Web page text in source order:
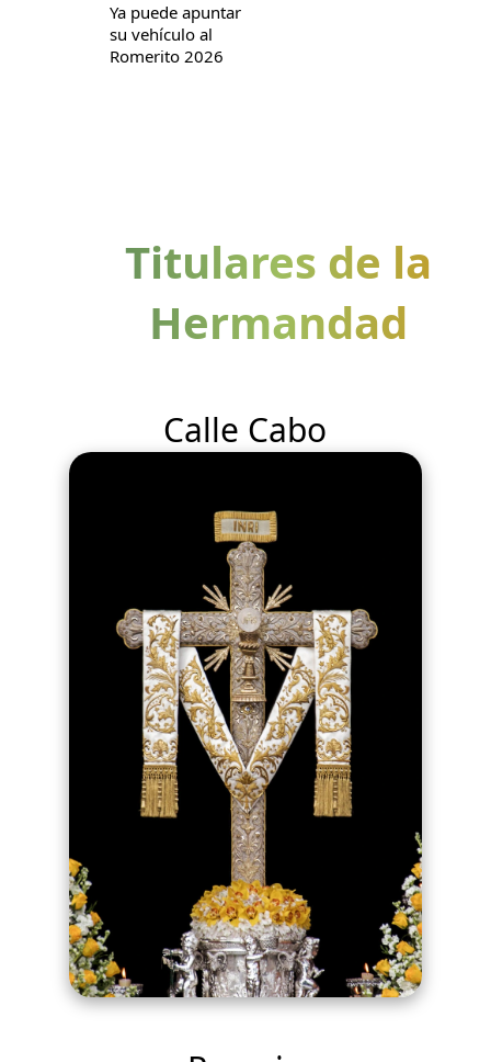
Ya puede apuntar
su vehículo al
Romerito 2026
Titulares de la
Hermandad
Calle Cabo